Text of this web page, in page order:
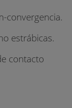
convergencia.
estrábicas.
contacto